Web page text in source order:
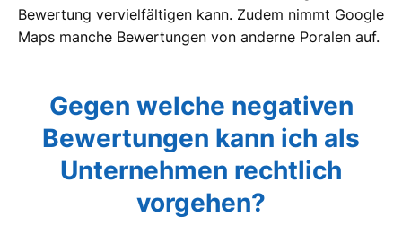
Bewertung vervielfältigen kann. Zudem nimmt Google
Maps manche Bewertungen von anderne Poralen auf.
Gegen welche negativen
Bewertungen kann ich als
Unternehmen rechtlich
vorgehen?